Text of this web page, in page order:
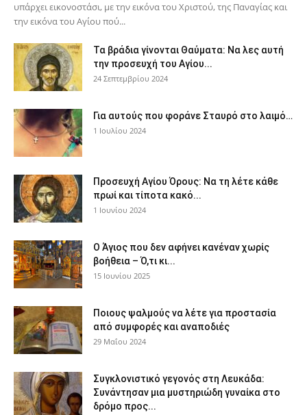
υπάρχει εικονοστάσι, με την εικόνα του Χριστού, της Παν­αγίας και
την εικόνα του Αγίου πού...
Τα βράδια γίνονται Θαύματα: Να λες αυτή
την προσευχή του Αγίου...
24 Σεπτεμβρίου 2024
Για αυτούς που φοράνε Σταυρό στο λαιμό…
1 Ιουλίου 2024
Προσευχή Αγίου Όρους: Να τη λέτε κάθε
πρωί και τίποτα κακό...
1 Ιουνίου 2024
Ο Άγιος που δεν αφήνει κανέναν χωρίς
βοήθεια – Ό,τι κι...
15 Ιουνίου 2025
Ποιους ψαλμούς να λέτε για προστασία
από συμφορές και αναποδιές
29 Μαΐου 2024
Συγκλονιστικό γεγονός στη Λευκάδα:
Συνάντησαν μια μυστηριώδη γυναίκα στο
δρόμο προς...